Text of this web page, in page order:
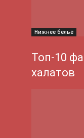
Нижнее бельё
Топ-10
халатов